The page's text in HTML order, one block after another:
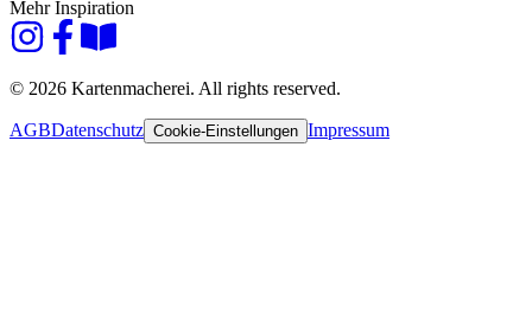
Mehr Inspiration
© 2026 Kartenmacherei. All rights reserved.
AGBDatenschutz Cookie-Einstellungen Impressum